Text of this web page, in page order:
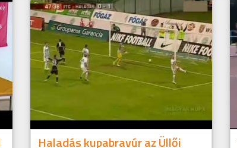
Haladás kupabravúr az Üllői